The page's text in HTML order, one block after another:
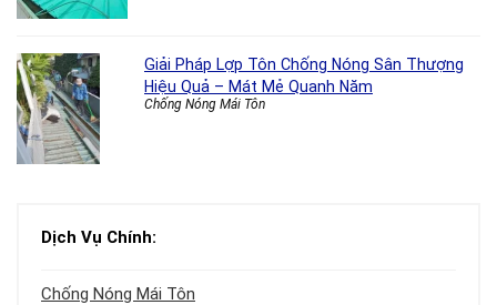
Giải Pháp Lợp Tôn Chống Nóng Sân Thượng
Hiệu Quả – Mát Mẻ Quanh Năm
Chống Nóng Mái Tôn
Dịch Vụ Chính:
Chống Nóng Mái Tôn